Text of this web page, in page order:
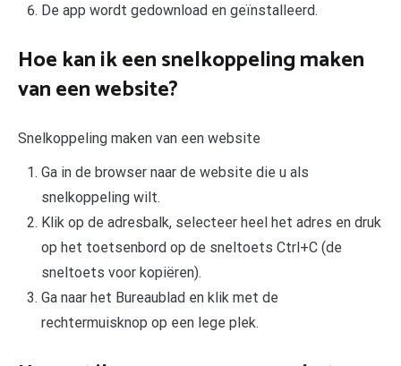
De app wordt gedownload en geïnstalleerd.
Hoe kan ik een snelkoppeling maken
van een website?
Snelkoppeling maken van een website
Ga in de browser naar de website die u als
snelkoppeling wilt.
Klik op de adresbalk, selecteer heel het adres en druk
op het toetsenbord op de sneltoets Ctrl+C (de
sneltoets voor kopiëren).
Ga naar het Bureaublad en klik met de
rechtermuisknop op een lege plek.